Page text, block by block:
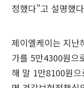
정했다”고 설명했
제이엘케이는 지난
가를 5만4300원으
해 말 1만8100원